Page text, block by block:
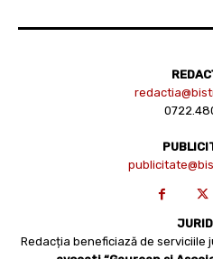
Redacția beneficiază de serviciile